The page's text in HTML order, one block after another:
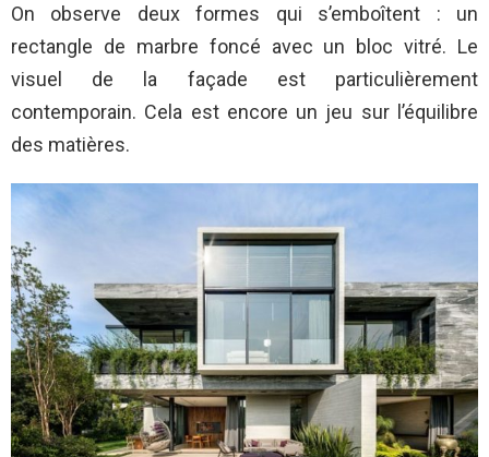
On observe deux formes qui s’emboîtent : un
rectangle de marbre foncé avec un bloc vitré. Le
visuel de la façade est particulièrement
contemporain. Cela est encore un jeu sur l’équilibre
des matières.